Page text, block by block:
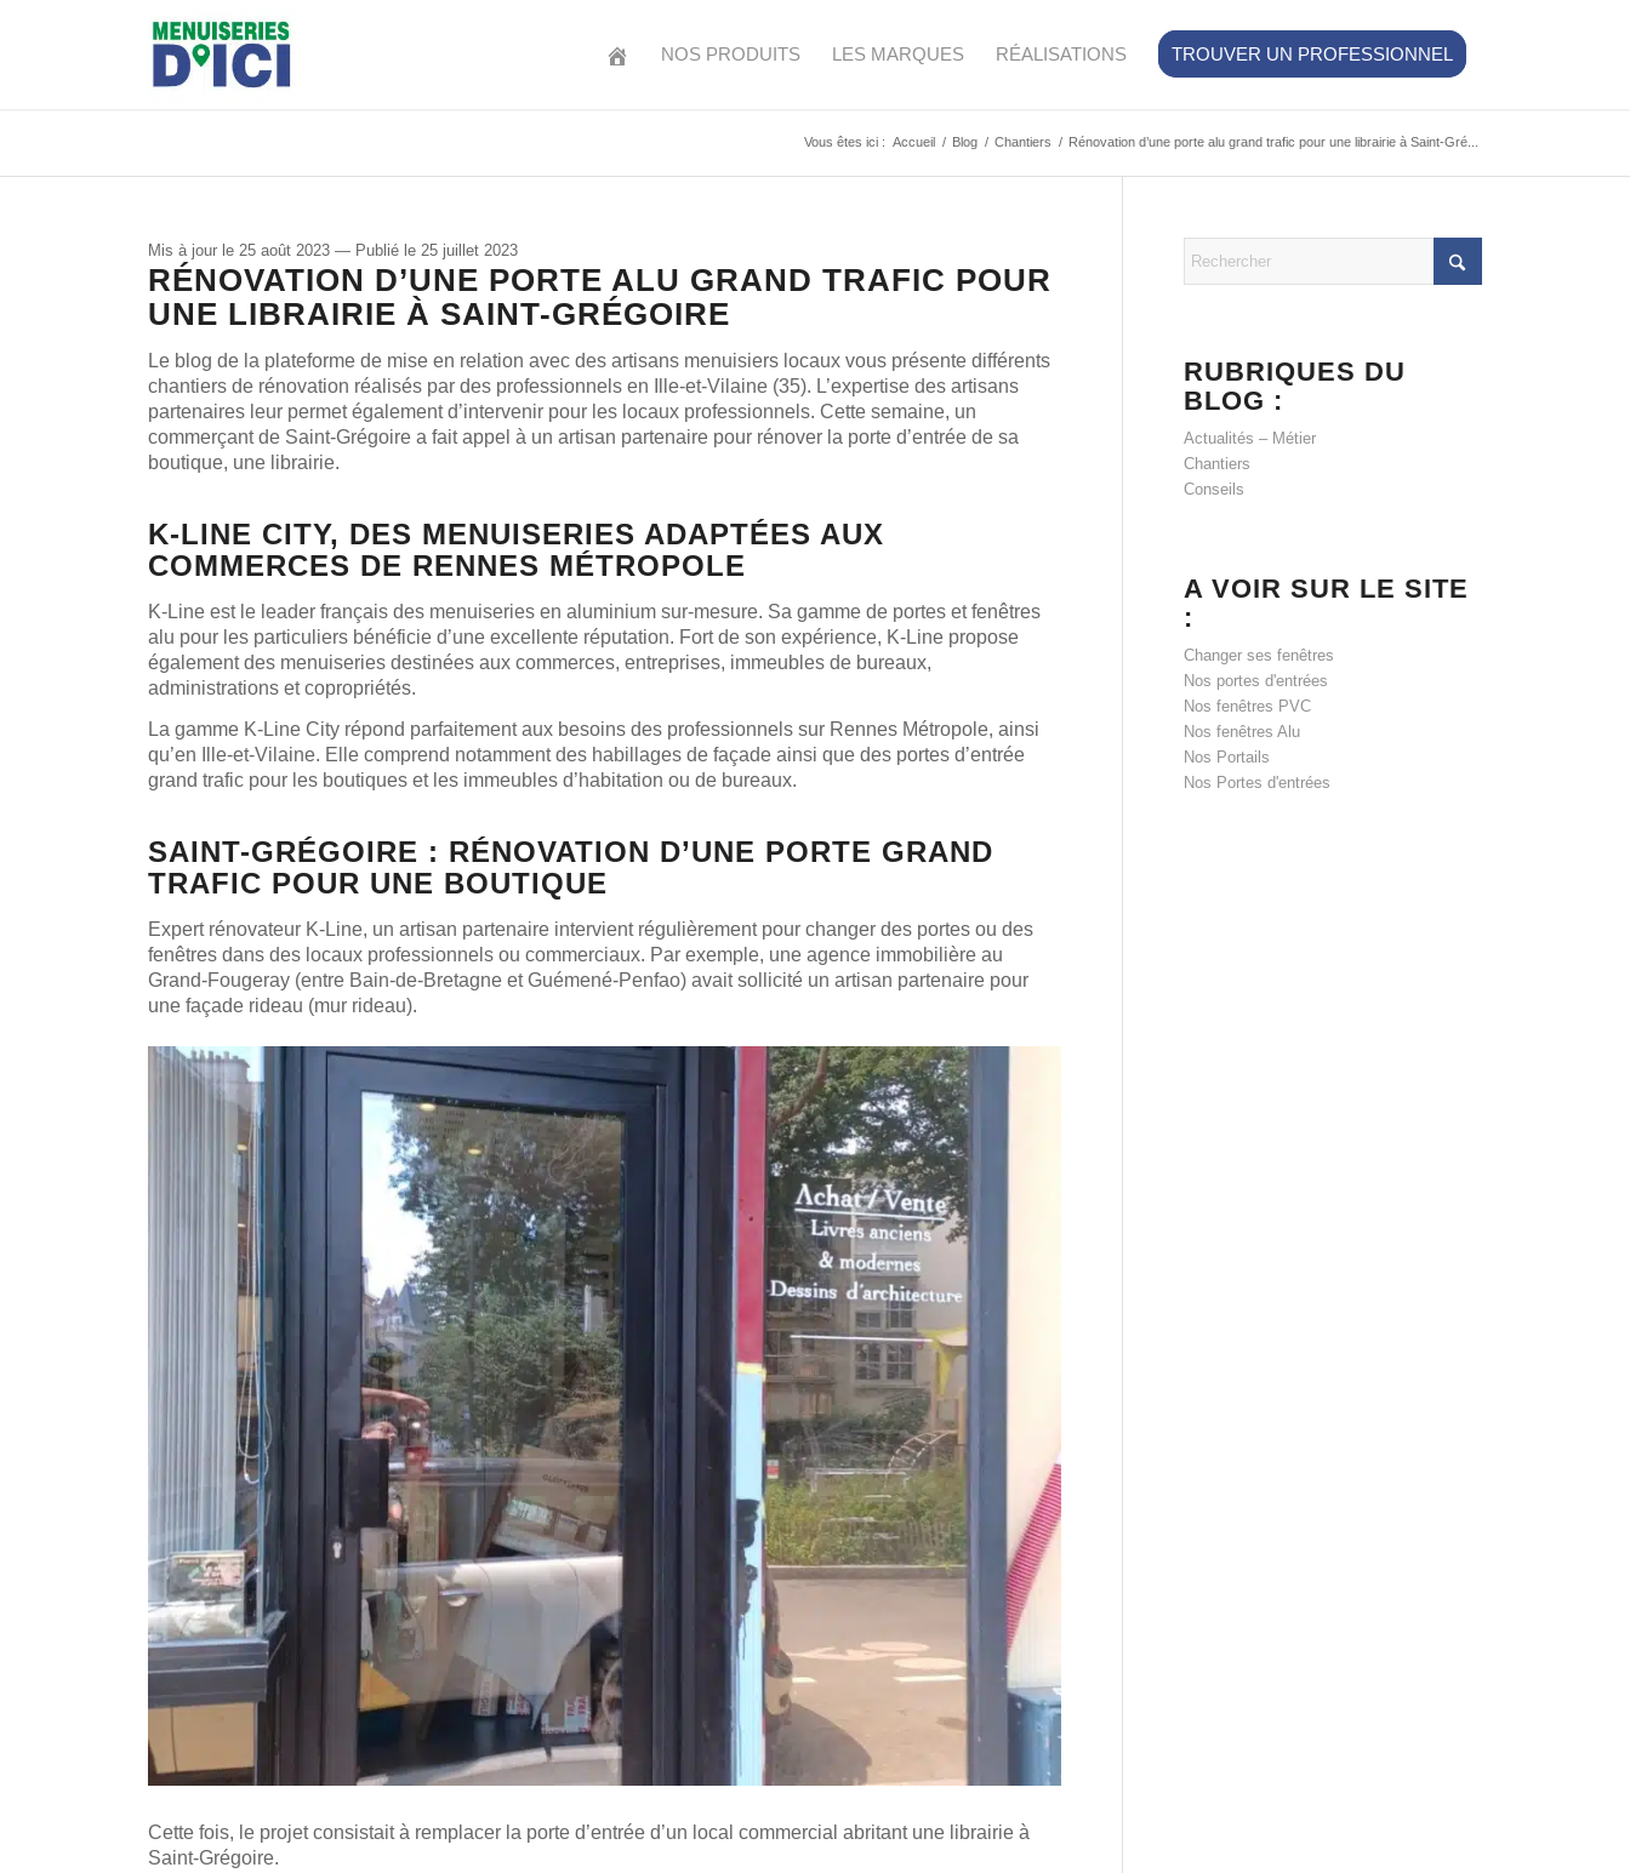
NOS PRODUITS LES MARQUES RÉALISATIONS TROUVER UN PROFESSIONNEL
Vous êtes ici : Accueil / Blog / Chantiers / Rénovation d’une porte alu grand trafic pour une librairie à Saint-Gré...
Mis à jour le 25 août 2023 — Publié le 25 juillet 2023
RÉNOVATION D’UNE PORTE ALU GRAND TRAFIC POUR
UNE LIBRAIRIE À SAINT-GRÉGOIRE
Le blog de la plateforme de mise en relation avec des artisans menuisiers locaux vous présente différents
chantiers de rénovation réalisés par des professionnels en Ille-et-Vilaine (35). L’expertise des artisans
partenaires leur permet également d’intervenir pour les locaux professionnels. Cette semaine, un
commerçant de Saint-Grégoire a fait appel à un artisan partenaire pour rénover la porte d’entrée de sa
boutique, une librairie.
K-LINE CITY, DES MENUISERIES ADAPTÉES AUX
COMMERCES DE RENNES MÉTROPOLE
K-Line est le leader français des menuiseries en aluminium sur-mesure. Sa gamme de portes et fenêtres
alu pour les particuliers bénéficie d’une excellente réputation. Fort de son expérience, K-Line propose
également des menuiseries destinées aux commerces, entreprises, immeubles de bureaux,
administrations et copropriétés.
La gamme K-Line City répond parfaitement aux besoins des professionnels sur Rennes Métropole, ainsi
qu’en Ille-et-Vilaine. Elle comprend notamment des habillages de façade ainsi que des portes d’entrée
grand trafic pour les boutiques et les immeubles d’habitation ou de bureaux.
SAINT-GRÉGOIRE : RÉNOVATION D’UNE PORTE GRAND
TRAFIC POUR UNE BOUTIQUE
Expert rénovateur K-Line, un artisan partenaire intervient régulièrement pour changer des portes ou des
fenêtres dans des locaux professionnels ou commerciaux. Par exemple, une agence immobilière au
Grand-Fougeray (entre Bain-de-Bretagne et Guémené-Penfao) avait sollicité un artisan partenaire pour
une façade rideau (mur rideau).
Cette fois, le projet consistait à remplacer la porte d’entrée d’un local commercial abritant une librairie à
Saint-Grégoire.
RUBRIQUES DU
BLOG :
Actualités – Métier
Chantiers
Conseils
A VOIR SUR LE SITE
:
Changer ses fenêtres
Nos portes d'entrées
Nos fenêtres PVC
Nos fenêtres Alu
Nos Portails
Nos Portes d'entrées